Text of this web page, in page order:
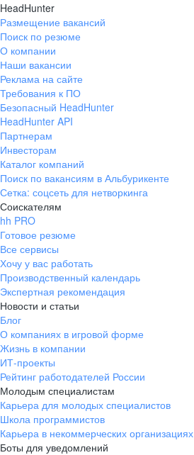
HeadHunter
Размещение вакансий
Поиск по резюме
О компании
Наши вакансии
Реклама на сайте
Требования к ПО
Безопасный HeadHunter
HeadHunter API
Партнерам
Инвесторам
Каталог компаний
Поиск по вакансиям в Альбурикенте
Сетка: соцсеть для нетворкинга
Соискателям
hh PRO
Готовое резюме
Все сервисы
Хочу у вас работать
Производственный календарь
Экспертная рекомендация
Новости и статьи
Блог
О компаниях в игровой форме
Жизнь в компании
ИТ-проекты
Рейтинг работодателей России
Молодым специалистам
Карьера для молодых специалистов
Школа программистов
Карьера в некоммерческих организациях
Боты для уведомлений